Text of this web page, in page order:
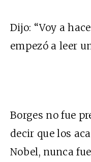
Dijo: “Voy a
empezó a leer
Borges no fue
decir que los
Nobel, nunca